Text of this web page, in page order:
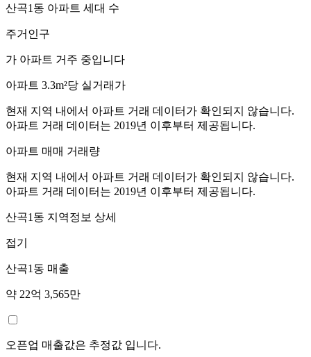
산곡1동 아파트 세대 수
주거인구
가 아파트 거주 중입니다
아파트 3.3m²당 실거래가
현재 지역 내에서 아파트 거래 데이터가 확인되지 않습니다.
아파트 거래 데이터는 2019년 이후부터 제공됩니다.
아파트 매매 거래량
현재 지역 내에서 아파트 거래 데이터가 확인되지 않습니다.
아파트 거래 데이터는 2019년 이후부터 제공됩니다.
산곡1동 지역정보 상세
접기
산곡1동 매출
약 22억 3,565만
오픈업 매출값은 추정값 입니다.